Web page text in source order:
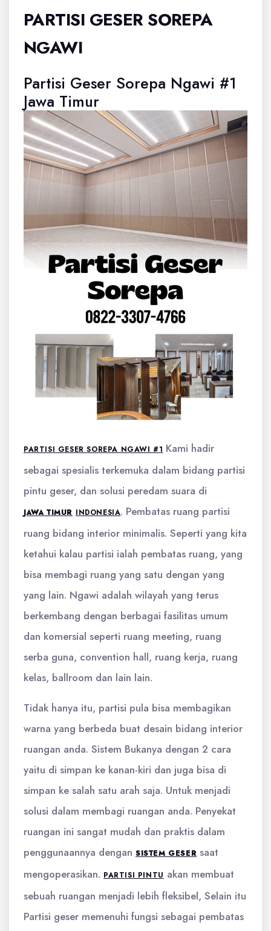
PARTISI GESER SOREPA
NGAWI
Partisi Geser Sorepa Ngawi #1
Jawa Timur
PARTISI GESER SOREPA NGAWI #1 Kami hadir
sebagai spesialis terkemuka dalam bidang partisi
pintu geser, dan solusi peredam suara di
JAWA TIMUR INDONESIA. Pembatas ruang partisi
ruang bidang interior minimalis. Seperti yang kita
ketahui kalau partisi ialah pembatas ruang, yang
bisa membagi ruang yang satu dengan yang
yang lain. Ngawi adalah wilayah yang terus
berkembang dengan berbagai fasilitas umum
dan komersial seperti ruang meeting, ruang
serba guna, convention hall, ruang kerja, ruang
kelas, ballroom dan lain lain.
Tidak hanya itu, partisi pula bisa membagikan
warna yang berbeda buat desain bidang interior
ruangan anda. Sistem Bukanya dengan 2 cara
yaitu di simpan ke kanan-kiri dan juga bisa di
simpan ke salah satu arah saja. Untuk menjadi
solusi dalam membagi ruangan anda. Penyekat
ruangan ini sangat mudah dan praktis dalam
penggunaannya dengan SISTEM GESER saat
mengoperasikan. PARTISI PINTU akan membuat
sebuah ruangan menjadi lebih fleksibel, Selain itu
Partisi geser memenuhi fungsi sebagai pembatas